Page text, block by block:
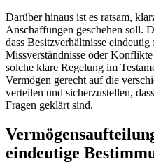
Darüber hinaus ist es ratsam,
Anschaffungen geschehen soll.
dass Besitzverhältnisse
Missverständnisse oder
solche klare Regelung im
Vermögen gerecht auf die
verteilen und sicherzustellen,
Fragen geklärt sind.
eindeutige